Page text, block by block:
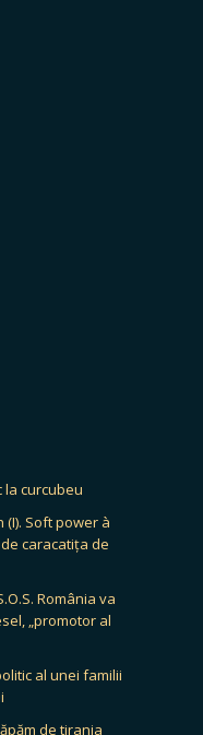
la curcubeu
Soft power à
caracatița de
România va
„promotor al
al unei familii
de tirania